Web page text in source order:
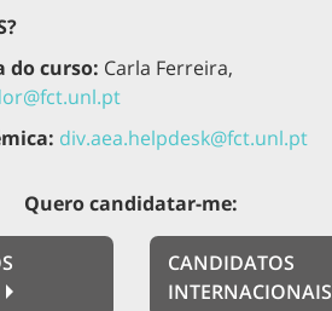
do curso: Carla Ferreira,
div.aea.helpdesk@fct.unl.pt
Quero candidatar-me:
CANDIDATOS
INTERNACIONAIS